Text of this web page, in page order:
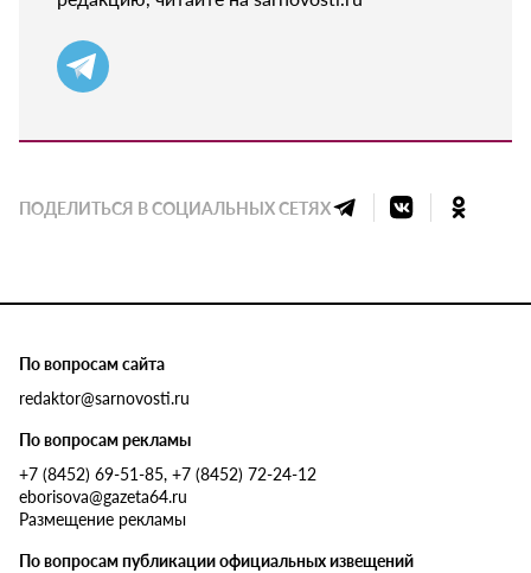
ПОДЕЛИТЬСЯ В СОЦИАЛЬНЫХ СЕТЯХ
По вопросам сайта
redaktor@sarnovosti.ru
По вопросам рекламы
+7 (8452) 69-51-85, +7 (8452) 72-24-12
eborisova@gazeta64.ru
Размещение рекламы
По вопросам публикации официальных извещений